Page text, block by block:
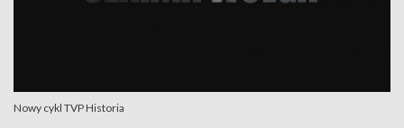
Nowy cykl TVP Historia